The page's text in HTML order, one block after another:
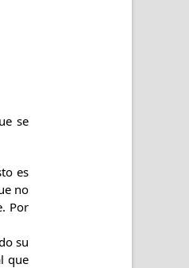
se
es
no
Por
su
que